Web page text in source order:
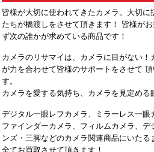
皆様が大切に使われてきたカメラ。大切
たちが橋渡しをさせて頂きます！ 皆様が
ず次の誰かが求めている商品です！
カメラのリサマイは、カメラに目がない
が力を合わせて皆様のサポートをさせて
す。
カメラを愛する気持ち、カメラを見定める
デジタル一眼レフカメラ、ミラーレス一
ファインダーカメラ、フィルムカメラ、
ンズ・三脚などのカメラ関連商品にいた
全てお買取させて頂きます！